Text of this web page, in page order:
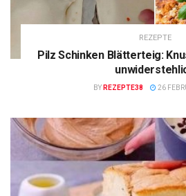
REZEPTE
Pilz Schinken Blätterteig:
BY REZEPTE38 26